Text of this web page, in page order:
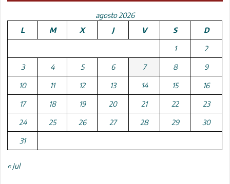
agosto 2026
L
M X J V S D
1 2
3 4 5 6 7 8 9
10 11 12 13 14 15 16
17 18 19 20 21 22 23
24 25 26 27 28 29 30
31
« Jul